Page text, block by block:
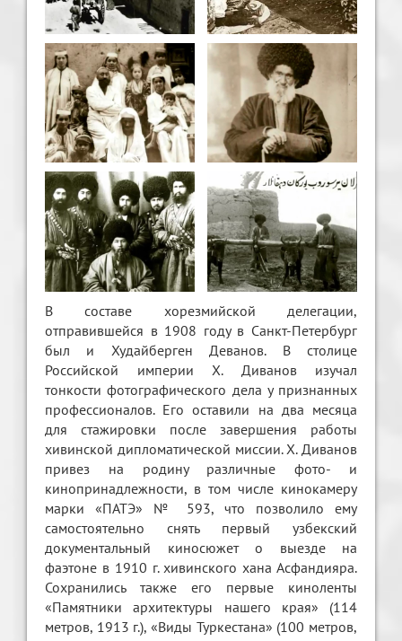
В составе хорезмийской делегации,
отправившейся в 1908 году в Санкт-Петербург
был и Худайберген Деванов. В столице
Российской империи Х. Диванов изучал
тонкости фотографического дела у признанных
профессионалов. Его оставили на два месяца
для стажировки после завершения работы
хивинской дипломатической миссии. Х. Диванов
привез на родину различные фото- и
кинопринадлежности, в том числе кинокамеру
марки «ПАТЭ» № 593, что позволило ему
самостоятельно снять первый узбекский
документальный киносюжет о выезде на
фаэтоне в 1910 г. хивинского хана Асфандияра.
Сохранились также его первые киноленты
«Памятники архитектуры нашего края» (114
метров, 1913 г.), «Виды Туркестана» (100 метров,